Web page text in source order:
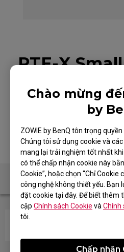
Chào mừng
by
ZOWIE by BenQ tôn trọng
Chúng tôi sử dụng cookie và
mang lại trải nghiệm tốt nhất
có thể chấp nhận cookie này
Cookie”, hoặc chọn “Chỉ Cookie
công nghệ không thiết yếu. Bạn
đặt cookie tại đây. Để biết thêm
cập Chính sách Cookie và Chính
tôi.
Chấp nhận
PTF-X
Mouse Pad
Esports